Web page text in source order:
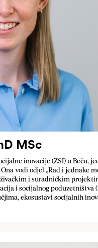
MSc
inovacije (ZSI) u Beču,
vodi odjel „Rad i jednake
i suradničkim
i socijalnog poduzetništva
ekosustavi socijalnih